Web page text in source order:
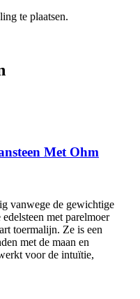
te plaatsen.
Met Ohm
vanwege de gewichtige
met parelmoer
toermalijn. Ze is een
met de maan en
voor de intuïtie,